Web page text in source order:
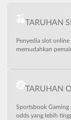
TARUHAN
Penyedia slot
memudahkan
TARUHAN
Sportsbook Gaming
odds yang lebih